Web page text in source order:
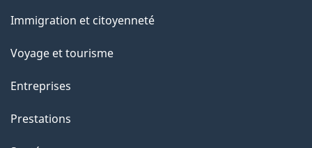
a
c
i
o
sujets
Immigration et citoyenneté
Voyage et tourisme
Entreprises
Prestations